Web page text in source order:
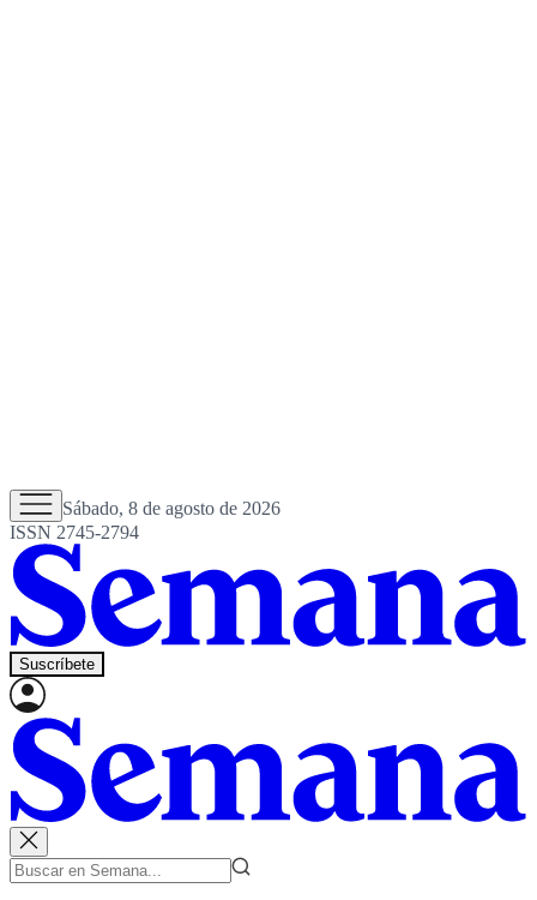
Sábado, 8 de agosto de 2026
ISSN 2745-2794
Suscríbete